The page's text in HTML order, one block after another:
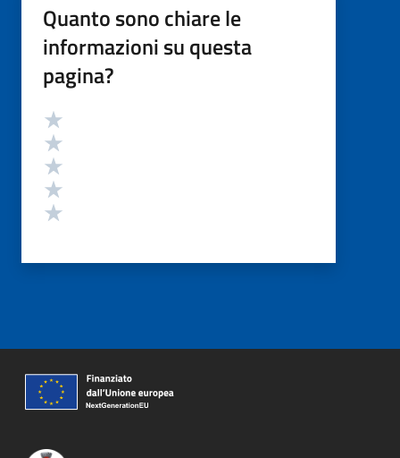
Quanto sono chiare le
informazioni su questa
pagina?
Valutazione